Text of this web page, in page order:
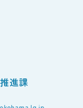
進課